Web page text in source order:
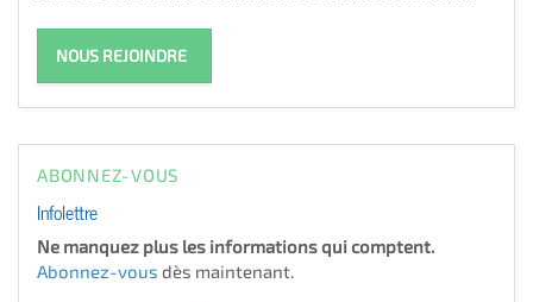
NOUS REJOINDRE
ABONNEZ-VOUS
Infolettre
Ne manquez plus les informations qui comptent.
Abonnez-vous dès maintenant.